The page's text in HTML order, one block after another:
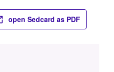
open Sedcard as PDF